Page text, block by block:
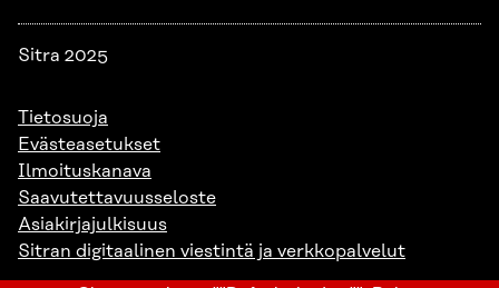
Sitra 2025
Tietosuoja
Evästeasetukset
Ilmoituskanava
Saavutettavuusseloste
Asiakirjajulkisuus
Sitran digitaalinen viestintä ja verkkopalvelut